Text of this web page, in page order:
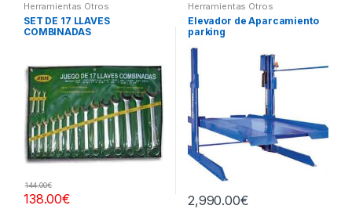
Herramientas Otros
SET DE 17 LLAVES
COMBINADAS
138.00€
144.00€
Herramientas Otros
Elevador de Aparcamiento
parking
2,990.00€